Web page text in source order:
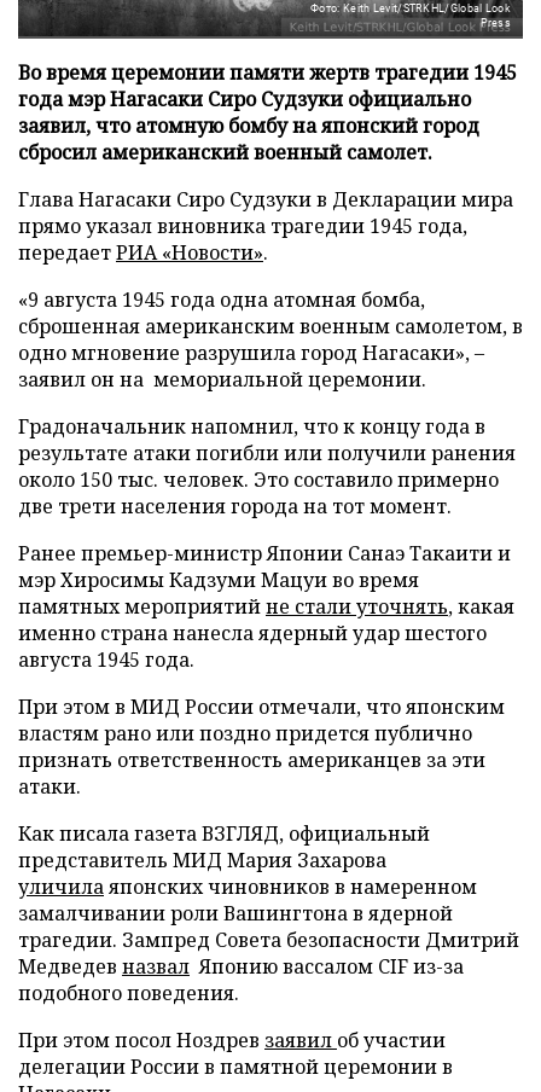
Фото: Keith Levit/STRKHL/Global Look
Press
Во время церемонии памяти жертв трагедии 1945
года мэр Нагасаки Сиро Судзуки официально
заявил, что атомную бомбу на японский город
сбросил американский военный самолет.
Глава Нагасаки Сиро Судзуки в Декларации мира
прямо указал виновника трагедии 1945 года,
передаетРИА «Новости».
«9 августа 1945 года одна атомная бомба,
сброшенная американским военным самолетом, в
одно мгновение разрушила город Нагасаки», –
заявил он на мемориальной церемонии.
Градоначальник напомнил, что к концу года в
результате атаки погибли или получили ранения
около 150 тыс. человек. Это составило примерно
две трети населения города на тот момент.
Ранее премьер-министр Японии Санаэ Такаити и
мэр Хиросимы Кадзуми Мацуи во время
памятных мероприятийне стали уточнять, какая
именно страна нанесла ядерный удар шестого
августа 1945 года.
При этом в МИД России отмечали, что японским
властям рано или поздно придется публично
признать ответственность американцев за эти
атаки.
Как писала газета ВЗГЛЯД, официальный
представитель МИД Мария Захарова
уличилаяпонских чиновников в намеренном
замалчивании роли Вашингтона в ядерной
трагедии. Зампред Совета безопасности Дмитрий
Медведев назвал Японию вассалом CIF из-за
подобного поведения.
При этом посол Ноздрев заявил об участии
делегации России в памятной церемонии в